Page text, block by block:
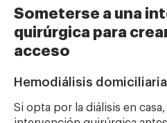
Someterse a una
quirúrgica para
acceso
Hemodiálisis domiciliaria
Si opta por la diálisis en